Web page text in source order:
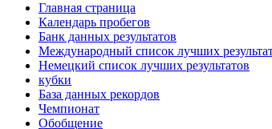
Главная страница
Календарь пробегов
Банк данных результатов
Международный список лучших
Немецкий список лучших результатов
кубки
База данных рекордов
Чемпионат
Обобщение